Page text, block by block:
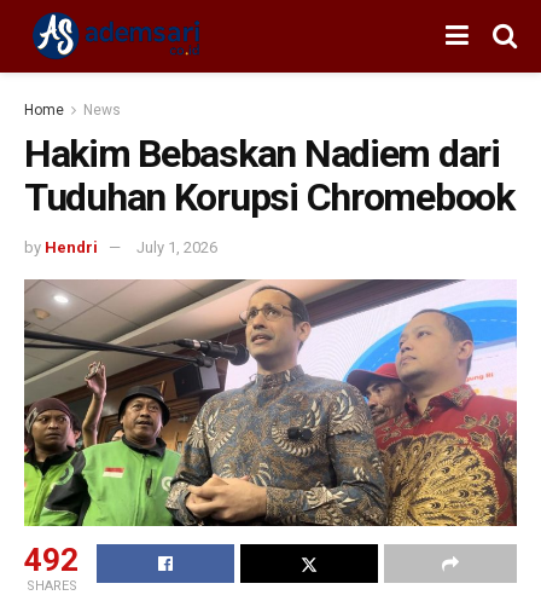
Home News
Hakim Bebaskan Nadiem dari
Tuduhan Korupsi Chromebook
by Hendri July 1, 2026
492
SHARES